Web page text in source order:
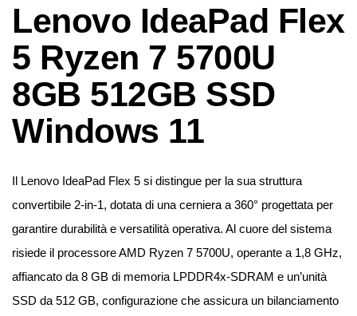
Lenovo IdeaPad Flex
5 Ryzen 7 5700U
8GB 512GB SSD
Windows 11
Il Lenovo IdeaPad Flex 5 si distingue per la sua struttura
convertibile 2-in-1, dotata di una cerniera a 360° progettata per
garantire durabilità e versatilità operativa. Al cuore del sistema
risiede il processore AMD Ryzen 7 5700U, operante a 1,8 GHz,
affiancato da 8 GB di memoria LPDDR4x-SDRAM e un’unità
SSD da 512 GB, configurazione che assicura un bilanciamento